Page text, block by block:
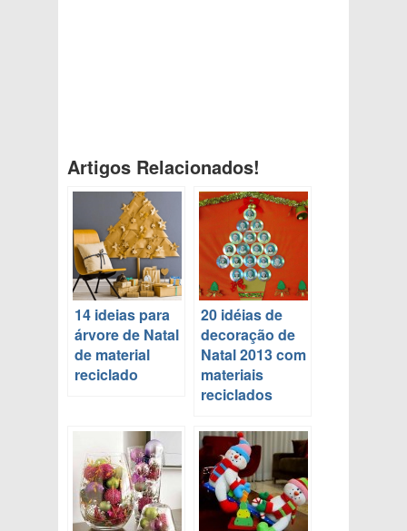
Artigos Relacionados!
14 ideias para
árvore de Natal
de material
reciclado
20 idéias de
decoração de
Natal 2013 com
materiais
reciclados